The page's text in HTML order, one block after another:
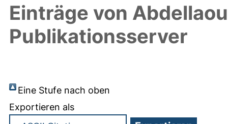
Einträge von
Publikationsserver
Eine Stufe nach oben
Exportieren als